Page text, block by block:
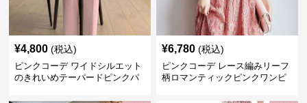
¥4,800 (税込)
ピンクコーデ ワイドシルエット
のきれいめテーパードピンクパ
¥6,780 (税込)
ピンクコーデ レース編みリーフ
柄ロマンティックピンクワンピ